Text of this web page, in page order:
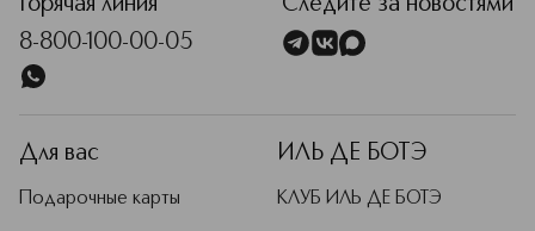
Горячая линия
8-800-100-00-05
Следите за новостями
Для вас
Подарочные карты
ИЛЬ ДЕ БОТЭ
КЛУБ ИЛЬ ДЕ БОТЭ